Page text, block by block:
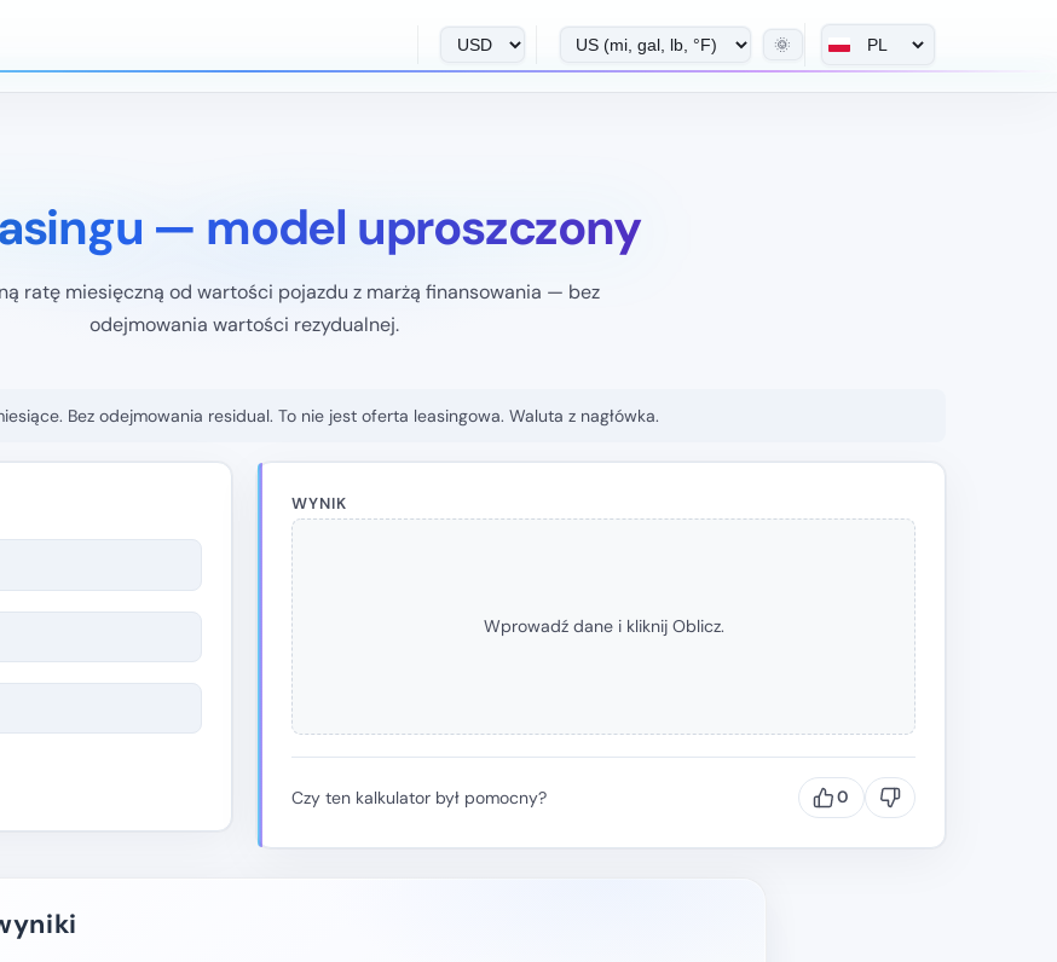
🌞
— model uproszczony
ratę miesięczną od wartości pojazdu z marżą finansowania — bez
odejmowania wartości rezydualnej.
Bez odejmowania residual. To nie jest oferta leasingowa. Waluta z nagłówka.
WYNIK
Wprowadź dane i kliknij Oblicz.
Czy ten kalkulator był pomocny? 0